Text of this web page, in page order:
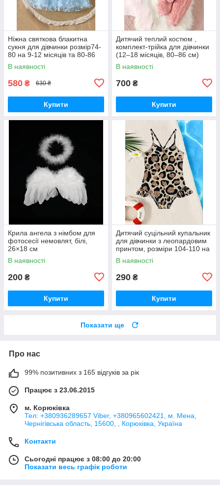
Ніжна святкова блакитна
сукня для дівчинки розмір74-
80 на 9-12 місяців та 80-86
на 12-18 місяців
В наявності
580 ₴ 630 ₴
Купити
Дитячий теплий костюм ,
комплект-трійка для дівчинки
(12–18 місяців, 80–86 см)
В наявності
700 ₴
Купити
Крила ангела з німбом для
фотосесії немовлят, білі,
26×18 см
В наявності
200 ₴
Купити
Дитячий суцільний купальник
для дівчинки з леопардовим
принтом, розміри 104-110 на
4-5років та 110-116 на 5-6
років
В наявності
290 ₴
Купити
Показати ще
Про нас
99% позитивних з 165 відгуків за рік
Працює з 23.06.2015
м. Корюківка
Тел: +380936289657 Viber, +380965602421, м. Мена,
Чернігівська область, 15600, , Корюківка, Україна
Контакти
Сьогодні працює з 08:00 до 20:00
Показати весь графік роботи